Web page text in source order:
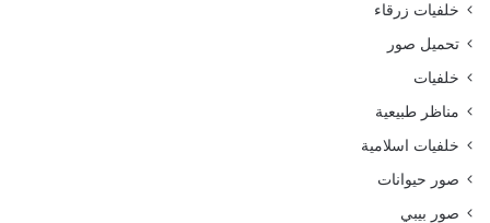
خلفيات زرقاء
تحميل صور
خلفيات
مناظر طبيعية
خلفيات اسلامية
صور حيوانات
صور بيبي